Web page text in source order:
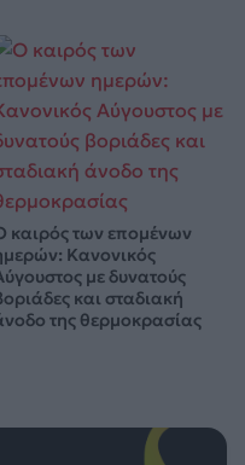
καιρός των επομένων
Κανονικός
με δυνατούς
και σταδιακή
της θερμοκρασίας